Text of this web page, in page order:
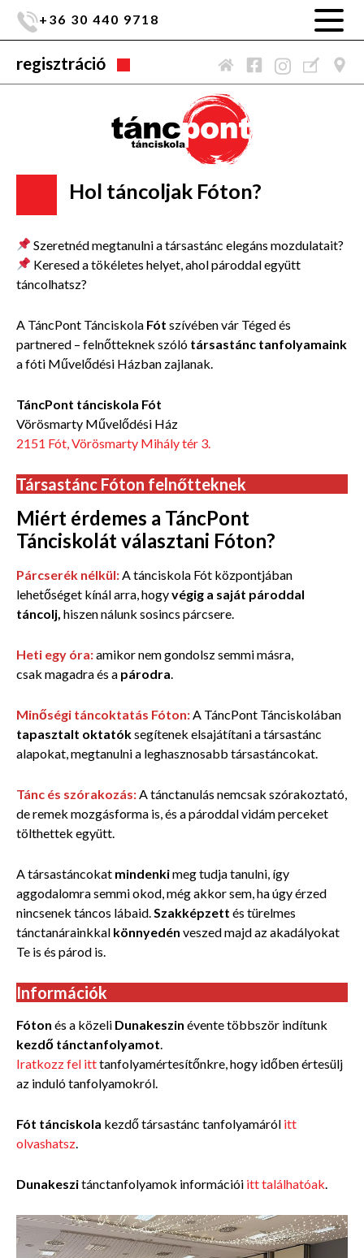
+36 30 440 9718
regisztráció
Hol táncoljak Fóton?
Szeretnéd megtanulni a társastánc elegáns mozdulatait?
Keresed a tökéletes helyet, ahol pároddal együtt
táncolhatsz?
A TáncPont Tánciskola Fót szívében vár Téged és
partnered – felnőtteknek szóló társastánc tanfolyamaink
a fóti Művelődési Házban zajlanak.
TáncPont tánciskola Fót
Vörösmarty Művelődési Ház
2151 Fót, Vörösmarty Mihály tér 3.
Társastánc Fóton felnőtteknek
Miért érdemes a TáncPont
Tánciskolát választani Fóton?
Párcserék nélkül:A tánciskola Fót központjában
lehetőséget kínál arra, hogyvégig a saját pároddal
táncolj, hiszen nálunk sosincs párcsere.
Heti egy óra:amikor nem gondolsz semmi másra,
csak magadraés a párodra.
Minőségi táncoktatás Fóton:A TáncPont Tánciskolában
tapasztalt oktatóksegítenek elsajátítani a társastánc
alapokat, megtanulni a leghasznosabb társastáncokat.
Tánc és szórakozás:A tánctanulás nemcsak szórakoztató,
de remek mozgásforma is, és a pároddal vidám perceket
tölthettek együtt.
A társastáncokat mindenkimeg tudja tanulni, így
aggodalomra semmi okod, még akkor sem, ha úgy érzed
nincsenek táncos lábaid.Szakképzett és türelmes
tánctanárainkkal könnyedén veszed majd az akadályokat
Te is és párod is.
Információk
Fóton és a közeli Dunakeszin évente többször indítunk
kezdő tánctanfolyamot.
Iratkozz fel itttanfolyamértesítőnkre, hogy időben értesülj
az induló tanfolyamokról.
Fót tánciskola kezdő társastánc tanfolyamáról itt
olvashatsz.
Dunakeszitánctanfolyamok információi itt találhatóak.